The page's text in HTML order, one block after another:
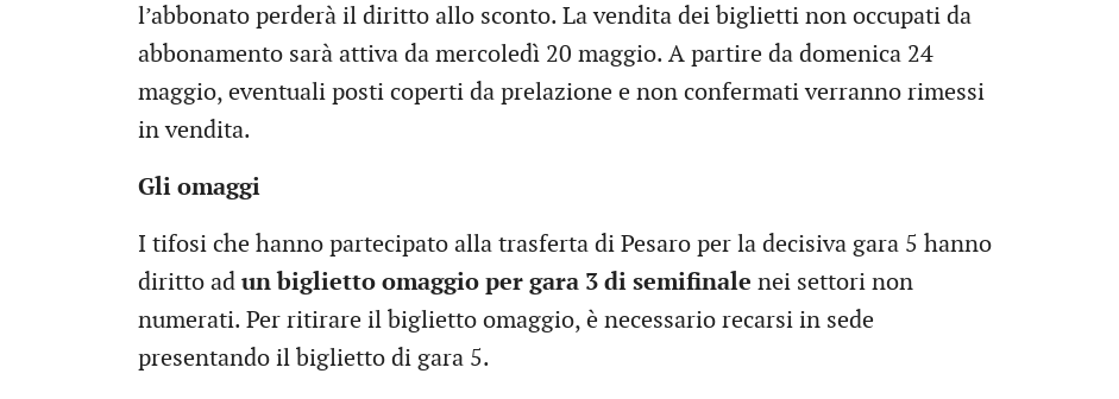
l’abbonato perderà il diritto allo sconto. La vendita dei biglietti non occupati da
abbonamento sarà attiva da mercoledì 20 maggio. A partire da domenica 24
maggio, eventuali posti coperti da prelazione e non confermati verranno rimessi
in vendita.
Gli omaggi
I tifosi che hanno partecipato alla trasferta di Pesaro per la decisiva gara 5 hanno
diritto ad un biglietto omaggio per gara 3 di semifinale nei settori non
numerati. Per ritirare il biglietto omaggio, è necessario recarsi in sede
presentando il biglietto di gara 5.